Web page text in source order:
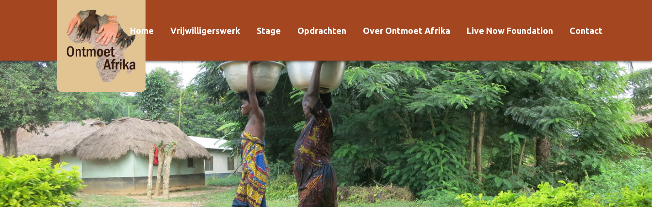
Home Vrijwilligerswerk Stage Opdrachten
Kosten
Over Ontmoet Afrika
Kwaliteitsrichtlijn
Live Now Foundation Contact
Voorwaarden